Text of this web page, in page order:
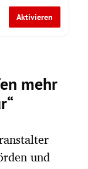
Aktivieren
mehr
und